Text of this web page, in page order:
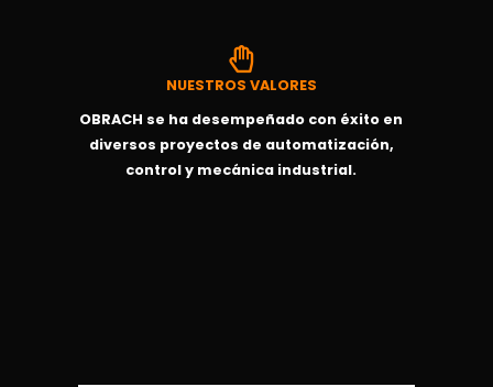
NUESTROS VALORES
OBRACH se ha desempeñado con éxito en
diversos proyectos de automatización,
control y mecánica industrial.